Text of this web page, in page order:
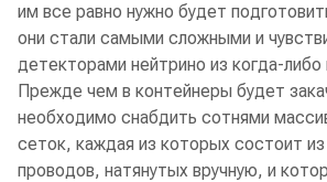
им все равно нужно будет
они стали самыми сложными и
детекторами нейтрино из когда-
Прежде чем в контейнеры будет
необходимо снабдить сотнями
сеток, каждая из которых состоит
проводов, натянутых вручную, и